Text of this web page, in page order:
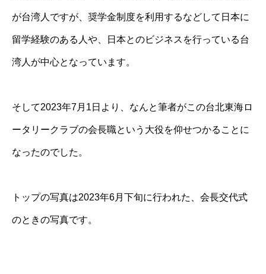
が台湾人ですが、奨学金制度を利用するなどして日本に
留学経験のある人や、日本とのビジネスを行っている台
湾人が中心となっています。
そして2023年7月1日より、なんと筆者がこの台北東海ロ
ータリークラブの会長職という大役を仰せつかることに
なったのでした。
トップの写真は2023年6月下旬に行われた、会長交代式
のときの写真です。